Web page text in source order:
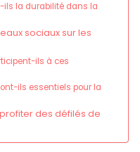
la durabilité dans la
sociaux sur les
ils à ces
ils essentiels pour la
des défilés de